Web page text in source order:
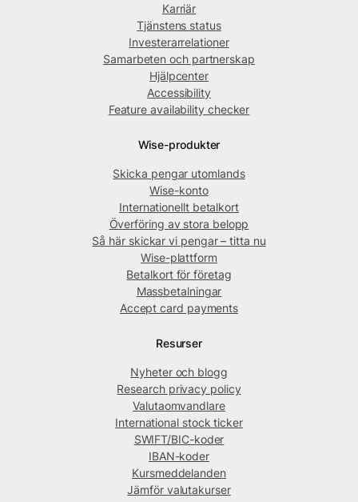
Karriär
Tjänstens status
Investerarrelationer
Samarbeten och partnerskap
Hjälpcenter
Accessibility
Feature availability checker
Wise-produkter
Skicka pengar utomlands
Wise-konto
Internationellt betalkort
Överföring av stora belopp
Så här skickar vi pengar – titta nu
Wise-plattform
Betalkort för företag
Massbetalningar
Accept card payments
Resurser
Nyheter och blogg
Research privacy policy
Valutaomvandlare
International stock ticker
SWIFT/BIC-koder
IBAN-koder
Kursmeddelanden
Jämför valutakurser